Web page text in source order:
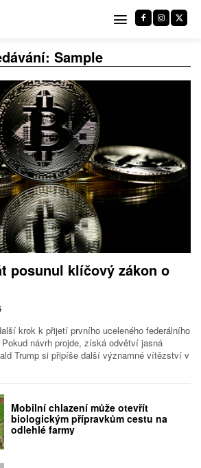
Sample
posunul klíčový zákon o
krok k přijetí prvního uceleného federálního
návrh projde, získá odvětví jasná
Trump si připíše další významné vítězství v
Mobilní chlazení může otevřít
biologickým přípravkům cestu na
odlehlé farmy